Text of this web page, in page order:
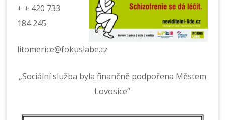
+ + 420 733
184 245
litomerice@fokuslabe.cz
„Sociální služba byla finančně podpořena Městem
Lovosice“